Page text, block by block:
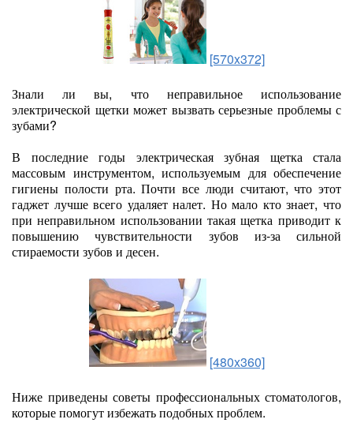
[570x372]
Знали ли вы, что неправильное использование
электрической щетки может вызвать серьезные проблемы с
зубами?
В последние годы электрическая зубная щетка стала
массовым инструментом, используемым для обеспечение
гигиены полости рта. Почти все люди считают, что этот
гаджет лучше всего удаляет налет. Но мало кто знает, что
при неправильном использовании такая щетка приводит к
повышению чувствительности зубов из-за сильной
стираемости зубов и десен.
[480x360]
Ниже приведены советы профессиональных стоматологов,
которые помогут избежать подобных проблем.